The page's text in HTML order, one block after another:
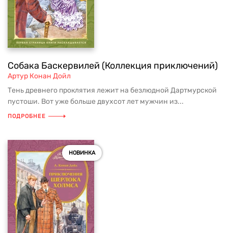
Собака Баскервилей (Коллекция приключений)
Артур Конан Дойл
Тень древнего проклятия лежит на безлюдной Дартмурской
пустоши. Вот уже больше двухсот лет мужчин из...
ПОДРОБНЕЕ
НОВИНКА